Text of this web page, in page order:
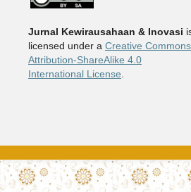
Jurnal Kewirausahaan & Inovasi
licensed under a Creative Commons
Attribution-ShareAlike 4.0
International License